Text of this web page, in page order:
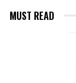
MUST READ